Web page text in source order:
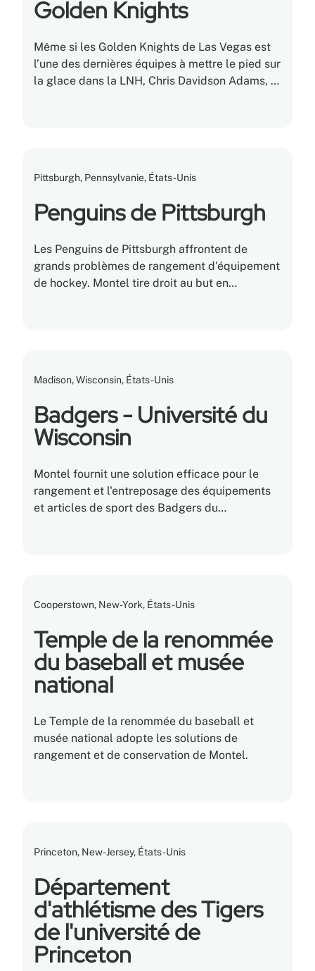
Golden Knights
Même si les Golden Knights de Las Vegas est
l’une des dernières équipes à mettre le pied sur
la glace dans la LNH, Chris Davidson Adams, le
Pittsburgh, Pennsylvanie, États-Unis
Penguins de Pittsburgh
Les Penguins de Pittsburgh affrontent de
grands problèmes de rangement d'équipement
de hockey. Montel tire droit au but en
Madison, Wisconsin, États-Unis
Badgers - Université du
Wisconsin
Montel fournit une solution efficace pour le
rangement et l'entreposage des équipements
et articles de sport des Badgers du
Cooperstown, New-York, États-Unis
Temple de la renommée
du baseball et musée
national
Le Temple de la renommée du baseball et
musée national adopte les solutions de
rangement et de conservation de Montel.
Princeton, New-Jersey, États-Unis
Département
d'athlétisme des Tigers
de l'université de
Princeton